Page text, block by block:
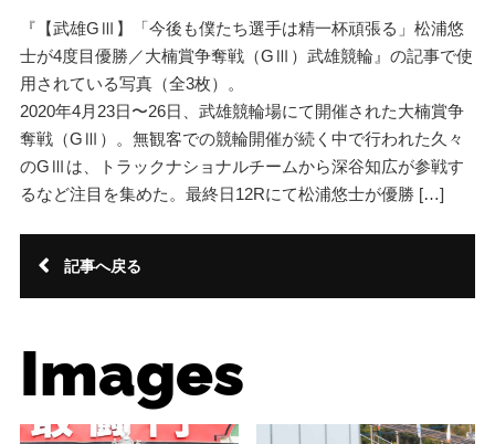
『【武雄GⅢ】「今後も僕たち選手は精一杯頑張る」松浦悠
士が4度目優勝／大楠賞争奪戦（GⅢ）武雄競輪』の記事で使
用されている写真（全3枚）。
2020年4月23日〜26日、武雄競輪場にて開催された大楠賞争
奪戦（GⅢ）。無観客での競輪開催が続く中で行われた久々
のGⅢは、トラックナショナルチームから深谷知広が参戦す
るなど注目を集めた。最終日12Rにて松浦悠士が優勝 […]
記事へ戻る
Images